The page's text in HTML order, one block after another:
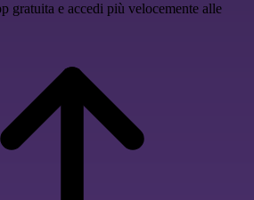
gratuita e accedi più velocemente alle